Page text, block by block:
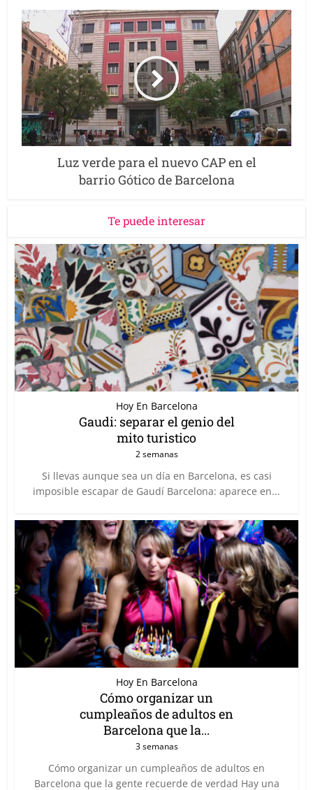
Luz verde para el nuevo CAP en el
barrio Gótico de Barcelona
Te puede interesar
Hoy En Barcelona
Gaudi: separar el genio del
mito turistico
2 semanas
Si llevas aunque sea un día en Barcelona, es casi
imposible escapar de Gaudí Barcelona: aparece en...
Hoy En Barcelona
Cómo organizar un
cumpleaños de adultos en
Barcelona que la...
3 semanas
Cómo organizar un cumpleaños de adultos en
Barcelona que la gente recuerde de verdad Hay una